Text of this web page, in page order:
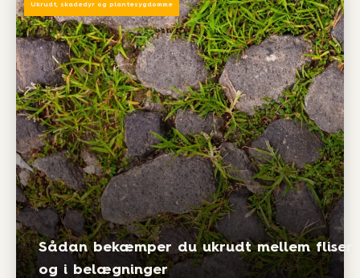
Sådan bekæmper du ukrudt mellem fliser
og i belægninger
Ukrudt, skadedyr og plantesygdomme